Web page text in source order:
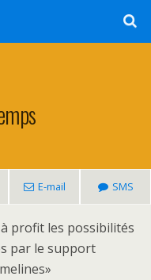
E-mail SMS
profit les possibilités
par le support